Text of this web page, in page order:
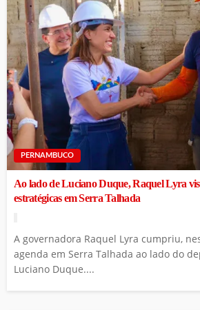
PERNAMBUCO
Ao lado de Luciano Duque, Raquel Lyra
estratégicas em Serra Talhada
A governadora Raquel Lyra cumpriu,
agenda em Serra Talhada ao lado do
Luciano Duque....